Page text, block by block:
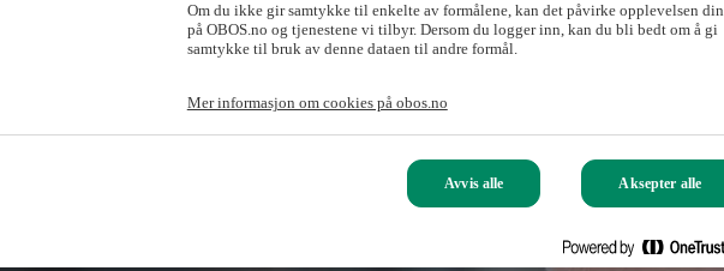
Om du ikke gir samtykke til enkelte av formålene, kan det påvirke opplevelsen din
på OBOS.no og tjenestene vi tilbyr. Dersom du logger inn, kan du bli bedt om å gi
samtykke til bruk av denne dataen til andre formål.
Mer informasjon om cookies på obos.no
Avvis alle Aksepter alle